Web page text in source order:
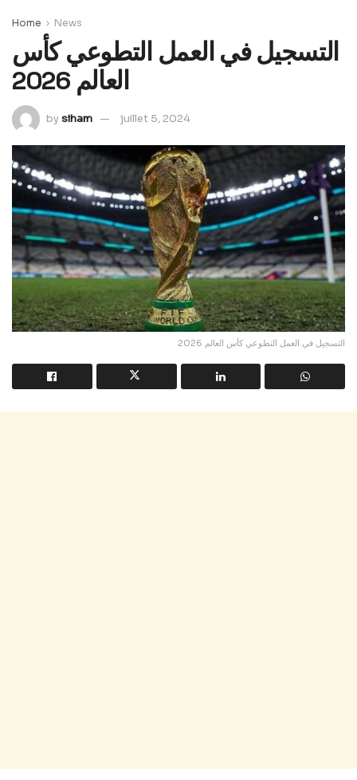
Home News
التسجيل في العمل التطوعي كأس
العالم 2026
bysiham juillet 5, 2024
التسجيل في العمل التطوعي كأس العالم 2026